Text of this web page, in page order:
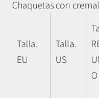
Chaquetas con
Talla.
EU
Talla.
US
O